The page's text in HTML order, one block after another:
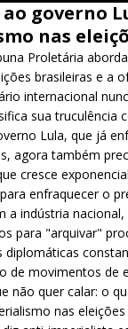
governo
nas
Proletária
brasileiras e a
internacional
sua truculência
Lula, que já
agora também
cresce
enfraquecer o
a indústria
para "arquivar"
diplomáticas
de movimentos de
não quer calar: o
nas eleições